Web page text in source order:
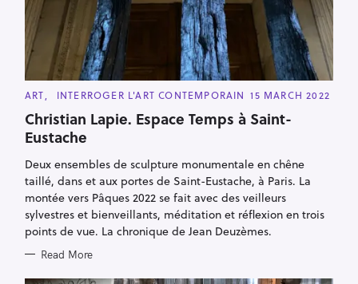
C
T
E
G
O
I
E
S
ART INTERROGER L'ART CONTEMPORAIN 15 MARCH 2022
Christian Lapie. Espace Temps à Saint-
Eustache
Deux ensembles de sculpture monumentale en chêne
taillé, dans et aux portes de Saint-Eustache, à Paris. La
montée vers Pâques 2022 se fait avec des veilleurs
sylvestres et bienveillants, méditation et réflexion en trois
points de vue. La chronique de Jean Deuzèmes.
Read More